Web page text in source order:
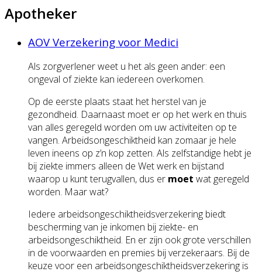
Apotheker
AOV Verzekering voor Medici
Als zorgverlener weet u het als geen ander: een
ongeval of ziekte kan iedereen overkomen.
Op de eerste plaats staat het herstel van je
gezondheid. Daarnaast moet er op het werk en thuis
van alles geregeld worden om uw activiteiten op te
vangen. Arbeidsongeschiktheid kan zomaar je hele
leven ineens op z’n kop zetten. Als zelfstandige hebt je
bij ziekte immers alleen de Wet werk en bijstand
waarop u kunt terugvallen, dus er moet wat geregeld
worden. Maar wat?
Iedere arbeidsongeschiktheidsverzekering biedt
bescherming van je inkomen bij ziekte- en
arbeidsongeschiktheid. En er zijn ook grote verschillen
in de voorwaarden en premies bij verzekeraars. Bij de
keuze voor een arbeidsongeschiktheidsverzekering is